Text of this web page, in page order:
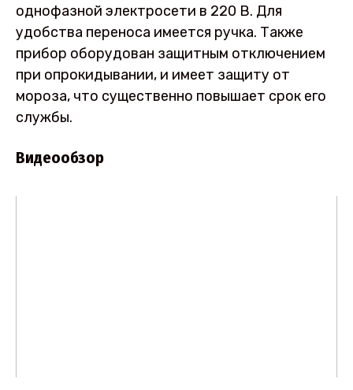
однофазной электросети в 220 В. Для
удобства переноса имеется ручка. Также
прибор оборудован защитным отключением
при опрокидывании, и имеет защиту от
мороза, что существенно повышает срок его
службы.
Видеообзор